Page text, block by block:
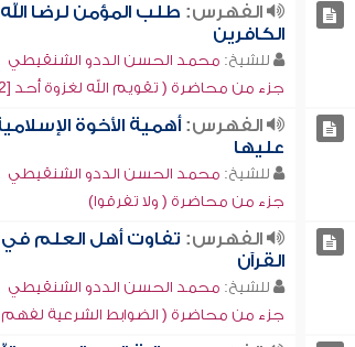
الفهرس: طلب المؤمن لرضا
الكافرين
للشيخ: محمد الحسن الددو الشنقيطي
جزء من محاضرة ( تقويم الله لغزوة أحد [2])
الفهرس: أهمية الأخوة
عليها
للشيخ: محمد الحسن الددو الشنقيطي
جزء من محاضرة ( ولا تفرقوا)
الفهرس: تفاوت أهل العلم
القرآن
للشيخ: محمد الحسن الددو الشنقيطي
جزء من محاضرة ( الضوابط الشرعية لفهم